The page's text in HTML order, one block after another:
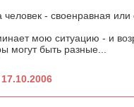
- своенравная
мою ситуацию - и
могут быть разные...